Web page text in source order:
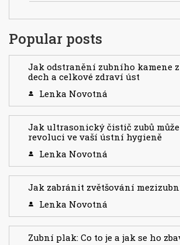
Popular posts
Jak odstranění zubního kamene
dech a celkové zdraví úst
Lenka Novotná
Jak ultrasonický čistič zubů
revoluci ve vaší ústní hygieně
Lenka Novotná
Jak zabránit zvětšování
Lenka Novotná
Zubní plak: Co to je a jak se ho